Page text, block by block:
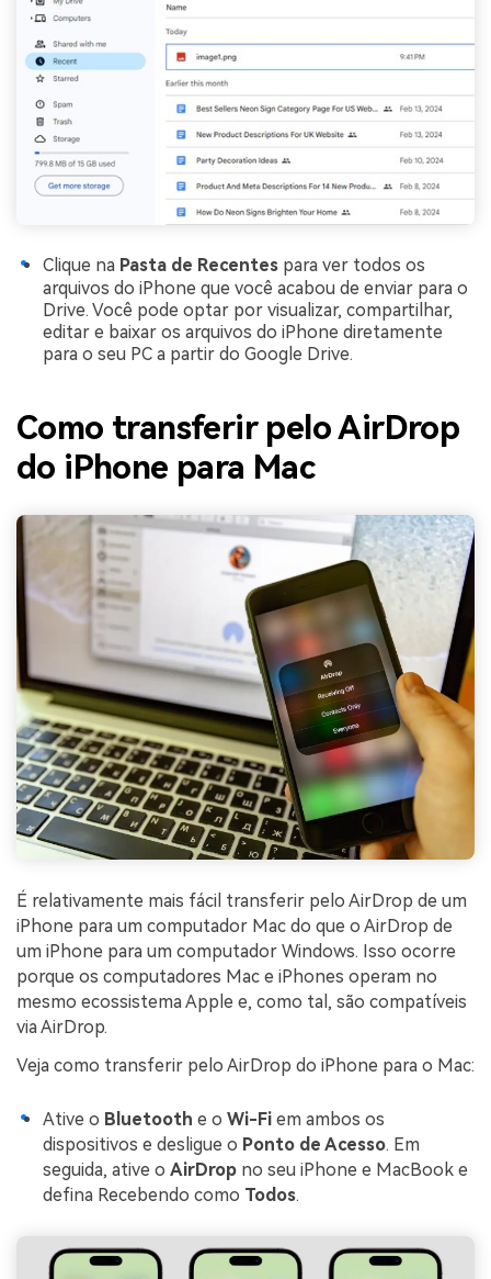
Clique na Pasta de Recentes para ver todos os
arquivos do iPhone que você acabou de enviar para o
Drive. Você pode optar por visualizar, compartilhar,
editar e baixar os arquivos do iPhone diretamente
para o seu PC a partir do Google Drive.
Como transferir pelo AirDrop
do iPhone para Mac
É relativamente mais fácil transferir pelo AirDrop de um
iPhone para um computador Mac do que o AirDrop de
um iPhone para um computador Windows. Isso ocorre
porque os computadores Mac e iPhones operam no
mesmo ecossistema Apple e, como tal, são compatíveis
via AirDrop.
Veja como transferir pelo AirDrop do iPhone para o Mac:
Ative o Bluetooth e o Wi-Fi em ambos os
dispositivos e desligue o Ponto de Acesso. Em
seguida, ative o AirDrop no seu iPhone e MacBook e
defina Recebendo como Todos.